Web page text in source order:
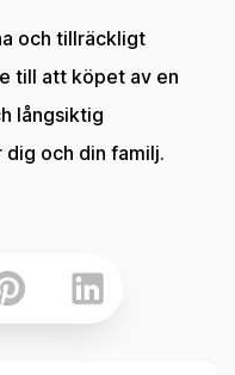
och tillräckligt
till att köpet av en
långsiktig
och din familj.